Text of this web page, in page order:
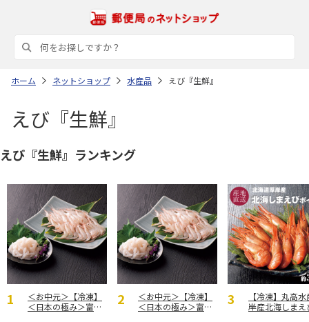
ホーム ネットショップ 水産品 えび『生鮮』
えび『生鮮』
えび『生鮮』ランキング
＜お中元＞【冷凍】
＜日本の極み＞富山
＜お中元＞【冷凍】
＜日本の極み＞富山
【冷凍】丸高
岸産北海しまえ